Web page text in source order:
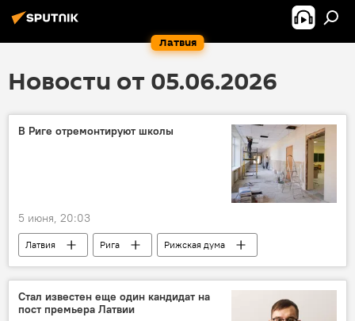
Латвия
Новости от 05.06.2026
В Риге отремонтируют школы
5 июня, 20:03
Латвия Рига
Рижская дума
образование
школа
ремонт
Эдвардс Ратниекс
Стал известен еще один кандидат на
пост премьера Латвии